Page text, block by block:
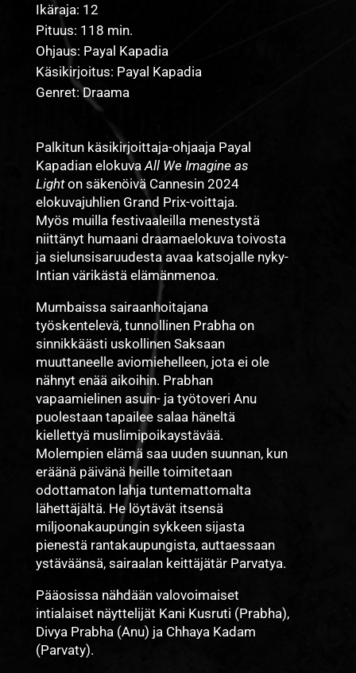
Ikäraja: 12
Pituus: 118 min.
Ohjaus: Payal Kapadia
Käsikirjoitus: Payal Kapadia
Genret: Draama
Palkitun käsikirjoittaja-ohjaaja Payal
Kapadian elokuva All We Imagine as
Lighton säkenöivä Cannesin 2024
elokuvajuhlien Grand Prix-voittaja.
Myös muilla festivaaleilla menestystä
niittänyt humaani draamaelokuva toivosta
ja sielunsisaruudesta avaa katsojalle nyky-
Intian värikästä elämänmenoa.
Mumbaissa sairaanhoitajana
työskentelevä, tunnollinen Prabha on
sinnikkäästi uskollinen Saksaan
muuttaneelle aviomiehelleen, jota ei ole
nähnyt enää aikoihin. Prabhan
vapaamielinen asuin- ja työtoveri Anu
puolestaan tapailee salaa häneltä
kiellettyä muslimipoikaystävää.
Molempien elämä saa uuden suunnan, kun
eräänä päivänä heille toimitetaan
odottamaton lahja tuntemattomalta
lähettäjältä. He löytävät itsensä
miljoonakaupungin sykkeen sijasta
pienestä rantakaupungista, auttaessaan
ystäväänsä, sairaalan keittäjätär Parvatya.
Pääosissa nähdään valovoimaiset
intialaiset näyttelijät Kani Kusruti (Prabha),
Divya Prabha (Anu) ja Chhaya Kadam
(Parvaty).